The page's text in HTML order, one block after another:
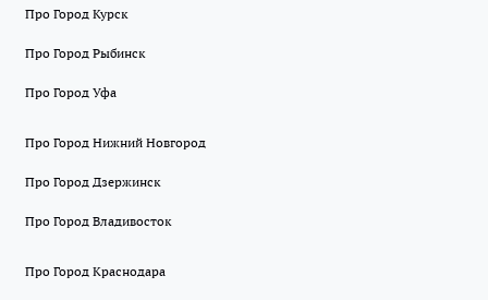
Про Город Курск
Про Город Рыбинск
Про Город Уфа
Про Город Нижний Новгород
Про Город Дзержинск
Про Город Владивосток
Про Город Краснодара